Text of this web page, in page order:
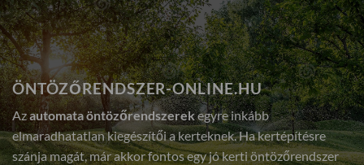
ÖNTÖZŐRENDSZER-ONLINE.HU
Azautomata öntözőrendszerekegyre inkább
elmaradhatatlan kiegészítői a kerteknek. Ha kertépítésre
szánja magát, már akkor fontos egy jó kerti öntözőrendszer